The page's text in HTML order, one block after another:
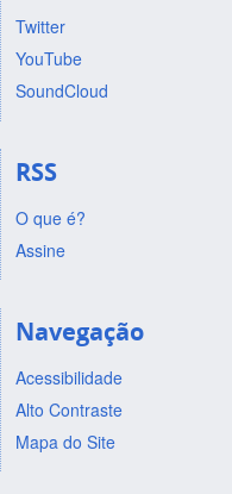
Twitter
YouTube
SoundCloud
RSS
O que é?
Assine
Navegação
Acessibilidade
Alto Contraste
Mapa do Site